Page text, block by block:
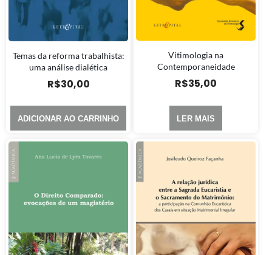
Temas da reforma trabalhista:
uma análise dialética
R$30,00
ADICIONAR AO CARRINHO
Vitimologia na
Contemporaneidade
R$35,00
LER MAIS